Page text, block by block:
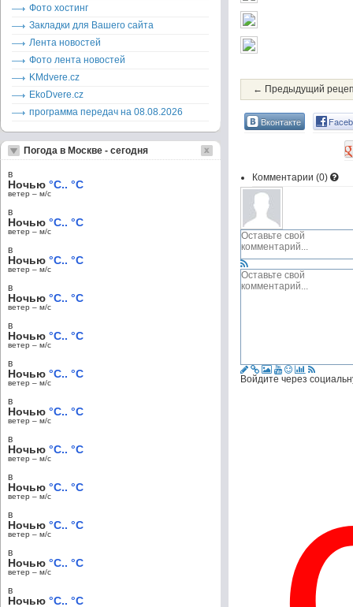
← Предыдущий
Вконтакте
Комментарии (0)
Войдите через
Фото хостинг
Закладки для Вашего сайта
Лента новостей
Фото лента новостей
KMdvere.cz
EkoDvere.cz
программа передач на 08.08.2026
Погода в Москве - сегодня
в
Ночью °C.. °C
ветер – м/c
в
Ночью °C.. °C
ветер – м/c
в
Ночью °C.. °C
ветер – м/c
в
Ночью °C.. °C
ветер – м/c
в
Ночью °C.. °C
ветер – м/c
в
Ночью °C.. °C
ветер – м/c
в
Ночью °C.. °C
ветер – м/c
в
Ночью °C.. °C
ветер – м/c
в
Ночью °C.. °C
ветер – м/c
в
Ночью °C.. °C
ветер – м/c
в
Ночью °C.. °C
ветер – м/c
в
Ночью °C.. °C